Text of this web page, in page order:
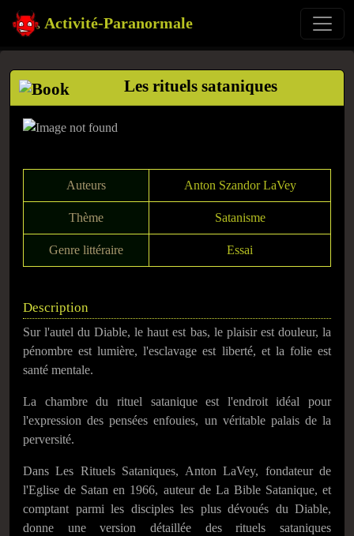
Activité-Paranormale
Les rituels sataniques
Auteurs ​Anton Szandor LaVey
Thème Satanisme
Genre littéraire Essai
Description
Sur l'autel du Diable, le haut est bas, le plaisir est douleur, la
pénombre est lumière, l'esclavage est liberté, et la folie est
santé mentale.
La chambre du rituel satanique est l'endroit idéal pour
l'expression des pensées enfouies, un véritable palais de la
perversité.
Dans Les Rituels Sataniques, Anton LaVey, fondateur de
l'Eglise de Satan en 1966, auteur de La Bible Satanique, et
comptant parmi les disciples les plus dévoués du Diable,
donne une version détaillée des rituels sataniques